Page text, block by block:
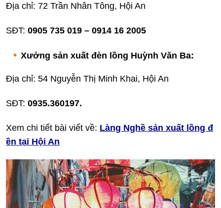
Địa chỉ: 72 Trần Nhân Tông, Hội An
SĐT: 0905 735 019 – 0914 16 2005
Xưởng sản xuất đèn lồng Huỳnh Văn Ba:
Địa chỉ: 54 Nguyễn Thị Minh Khai, Hội An
SĐT: 0935.360197.
Xem chi tiết bài viết về: Làng Nghề sản xuất lồng đ
ền tại Hội An